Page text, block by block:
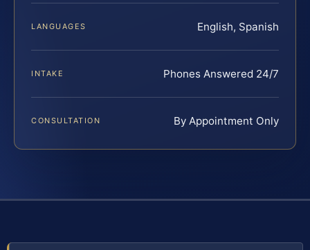
LANGUAGES English, Spanish
INTAKE Phones Answered 24/7
CONSULTATION By Appointment Only